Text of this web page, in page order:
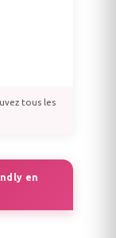
tous les
en